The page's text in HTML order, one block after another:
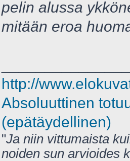
pelin alussa
mitään eroa
http://
Absoluuttinen
(epätäydellinen)
"Ja niin vittumaista
noiden sun arvioides